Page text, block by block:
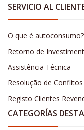
SERVICIO AL
O que é autoconsumo?
Retorno de
Assistência Técnica
Resolução de
Registo Clientes
CATEGORÍAS